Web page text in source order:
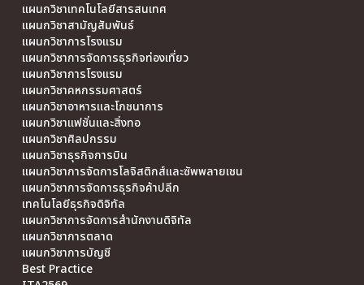
แผนกวิชาเทคโนโลยีสารสนเทศ
แผนกวิชาสามัญสัมพันธ์
แผนกวิชาการโรงแรม
แผนกวิชาการจัดการธุรกิจท่องเที่ยว
แผนกวิชาการโรงแรม
แผนกวิชาคหกรรมศาสตร์
แผนกวิชาอาหารและโภชนาการ
แผนกวิชาแฟชั่นและสิ่งทอ
แผนกวิชาศิลปกรรม
แผนกวิชาธุรกิจการบิน
แผนกวิชาการจัดการโลจิสติกส์และซัพพลายเชน
แผนกวิชาการจัดการธุรกิจค้าปลีก
เทคโนโลยีธุรกิจดิจิทัล
แผนกวิชาการจัดการสำนักงานดิจิทัล
แผนกวิชาการตลาด
แผนกวิชาการบัญชี
Best Practice